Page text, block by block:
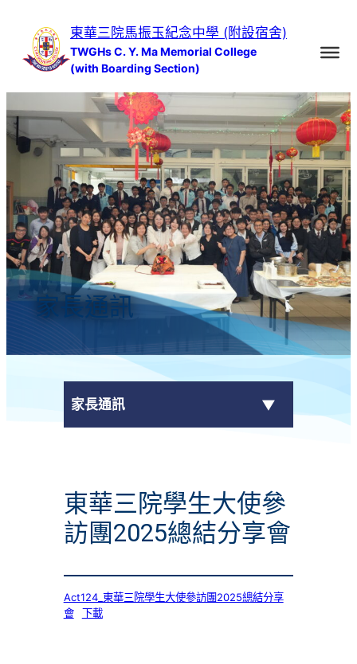
容
東華三院馬振玉紀念中學 (附設宿舍)
TWGHs C. Y. Ma Memorial College
(with Boarding Section)
家長通訊
家長通訊
學校通告
東華三院學生大使參
訪團2025總結分享會
Act124_東華三院學生大使參訪團2025總結分享
會
下載